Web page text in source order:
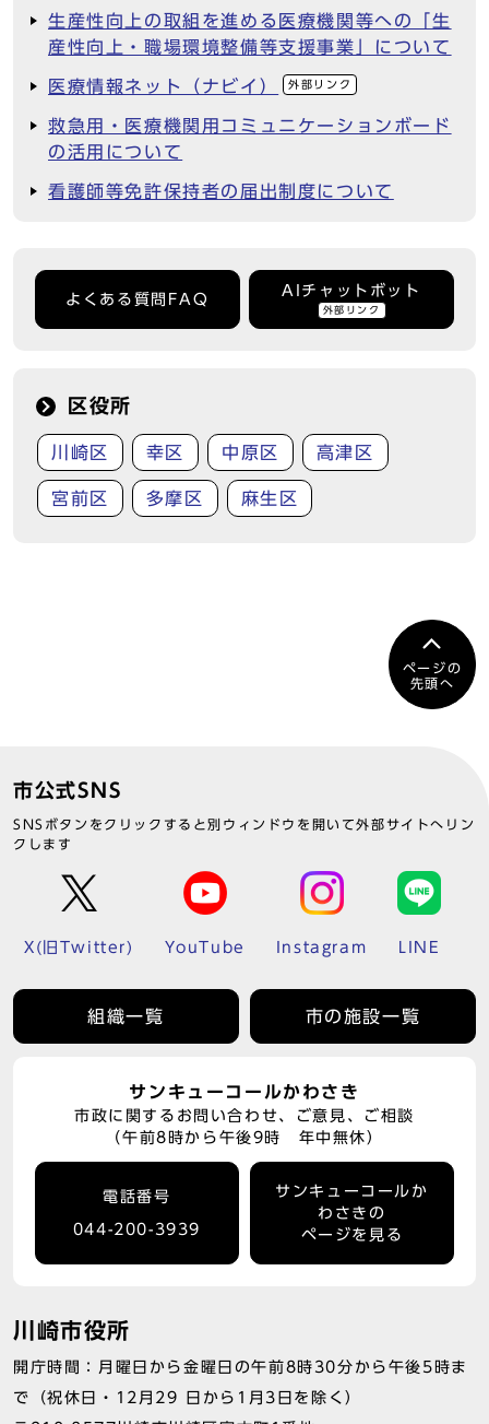
生産性向上の取組を進める医療機関等への「生
産性向上・職場環境整備等支援事業」について
医療情報ネット（ナビイ） 外部リンク
救急用・医療機関用コミュニケーションボード
の活用について
看護師等免許保持者の届出制度について
よくある質問FAQ
AIチャットボット
外部リンク
区役所
川崎区 幸区 中原区 高津区
宮前区 多摩区 麻生区
ページの
先頭へ
市公式SNS
SNSボタンをクリックすると別ウィンドウを開いて外部サイトへリン
クします
X(旧Twitter) YouTube Instagram LINE
組織一覧 市の施設一覧
サンキューコールかわさき
市政に関するお問い合わせ、ご意見、ご相談
（午前8時から午後9時 年中無休）
電話番号
044-200-3939
サンキューコールか
わさきの
ページを見る
川崎市役所
開庁時間：月曜日から金曜日の午前8時30分から午後5時ま
で（祝休日・12月29 日から1月3日を除く）